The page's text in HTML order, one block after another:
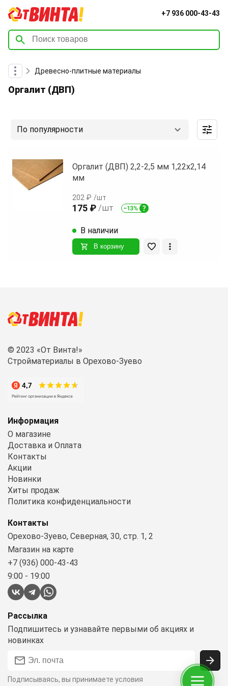
+7 936 000-43-43
Древесно-плитные материалы
Оргалит (ДВП)
По популярности
Оргалит (ДВП) 2,2-2,5 мм 1,22х2,14
мм
202 ₽ /шт
175 ₽ /шт
В наличии
В корзину
© 2023 «От Винта!»
Стройматериалы в Орехово-Зуево
Контакты
Орехово-Зуево, Северная, 30, стр. 1, 2
Магазин на карте
+7 (936) 000-43-43
9:00 - 19:00
Информация
О магазине
Доставка и Оплата
Контакты
Акции
Новинки
Хиты продаж
Политика конфиденциальности
Рассылка
Подпишитесь и узнавайте первыми об акциях и
новинках
Подписываясь, вы принимаете условия